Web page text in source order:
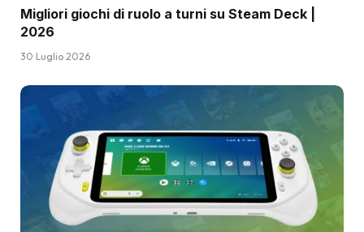
Migliori giochi di ruolo a turni su Steam Deck |
2026
30 Luglio 2026